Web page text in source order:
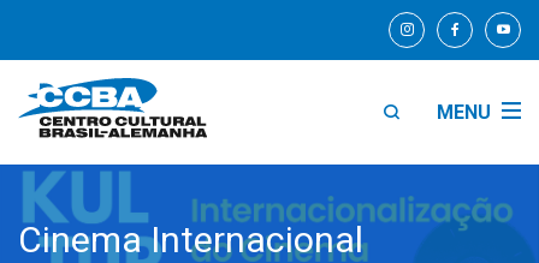
MENU
Cinema Internacional